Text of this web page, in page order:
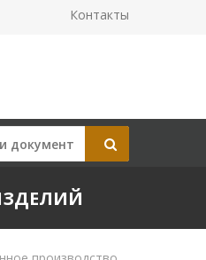
Контакты